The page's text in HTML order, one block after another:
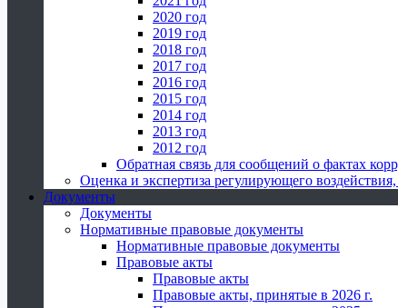
2020 год
2019 год
2018 год
2017 год
2016 год
2015 год
2014 год
2013 год
2012 год
Обратная связь для сообщений о фактах
Оценка и экспертиза регулирующего
Документы
Документы
Нормативные правовые документы
Нормативные правовые документы
Правовые акты
Правовые акты
Правовые акты, принятые в 2026 г.